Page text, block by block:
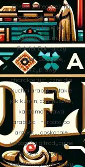
Polsce. Dlatego też, na
stołach pojawiają się
potrawy takie jak
Hommos (Humus),
Falafel, Dolma czy
Zaatar. Co więcej,
przyprawy
charakterystyczne dla
kuchni arabskiej, takie
jak kumin, czarnuszka,
kardamon, kawa
arabska i herbata po
arabsku, doskonale
wzbogacają tradycyjne
polskie przepisy.
Dodatkowo, oliwki, oliwy,